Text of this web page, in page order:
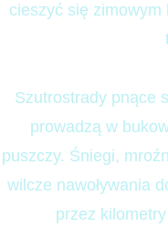
cieszyć się
Szutrostrady pnące
prowadzą w
puszczy. Śniegi,
wilcze nawoływania
przez